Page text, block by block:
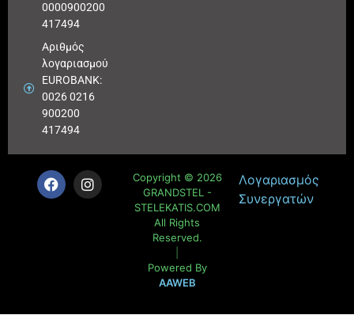
0000900200
417494
Αριθμός
λογαριασμού
EUROBANK:
0026 0216
900200
417494
Copyright © 2026
GRANDSTEL -
STELEKATIS.COM
All Rights
Reserved.
Powered By
AAWEB
Λογαριασμός
Συνεργατών